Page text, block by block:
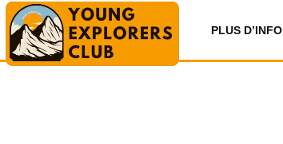
PLUS D’INFO